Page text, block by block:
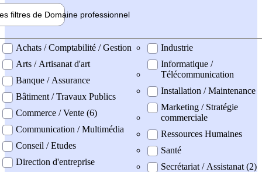
filtres de Domaine professionnel
professionel
Achats / Comptabilité / Gestion
Arts / Artisanat d'art
Banque / Assurance
Bâtiment / Travaux Publics
Commerce / Vente (6)
Communication / Multimédia
Conseil / Etudes
Direction d'entreprise
Industrie
Informatique /
Télécommunication
Installation / Maintenance
Marketing / Stratégie
commerciale
Ressources Humaines
Santé
Secrétariat / Assistanat (2)